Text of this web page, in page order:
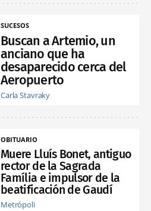
SUCESOS
Buscan a Artemio, un
anciano que ha
desaparecido cerca del
Aeropuerto
Carla Stavraky
OBITUARIO
Muere Lluís Bonet, antiguo
rector de la Sagrada
Família e impulsor de la
beatificación de Gaudí
Metrópoli